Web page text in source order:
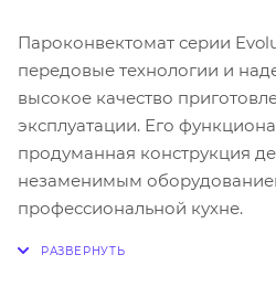
Пароконвектомат серии
передовые технологии и
высокое качество
эксплуатации. Его
продуманная конструкция
незаменимым
профессиональной кухне.